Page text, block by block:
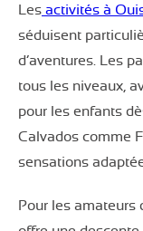
Les activités à
séduisent
d’aventures. Les
tous les niveaux,
pour les enfants
Calvados comme
sensations
Pour les amateurs